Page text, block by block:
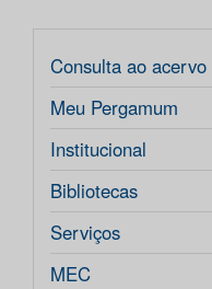
Consulta ao acervo
Meu Pergamum
Institucional
Bibliotecas
Serviços
MEC